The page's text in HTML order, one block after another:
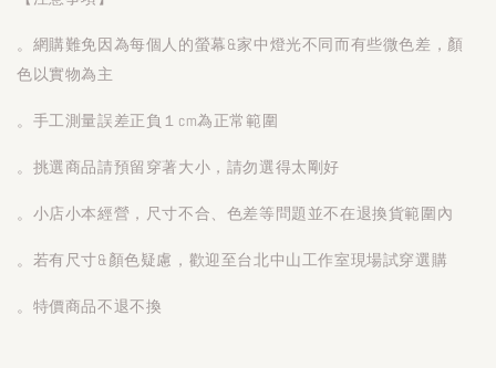
。網購難免因為每個人的螢幕&家中燈光不同而有些微色差，顏
色以實物為主
。手工測量誤差正負１cm為正常範圍
。挑選商品請預留穿著大小，請勿選得太剛好
。小店小本經營，尺寸不合、色差等問題並不在退換貨範圍內
。若有尺寸&顏色疑慮，歡迎至台北中山工作室現場試穿選購
。特價商品不退不換